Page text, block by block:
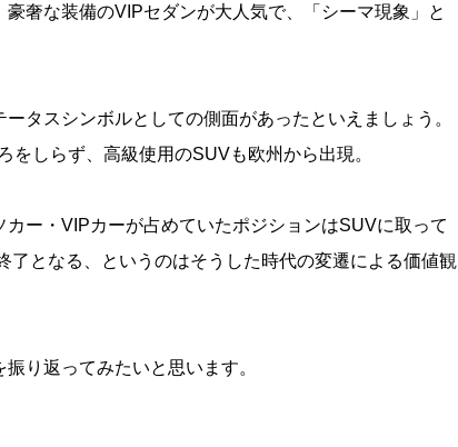
奢な装備のVIPセダンが大人気で、「シーマ現象」と
タスシンボルとしての側面があったといえましょう。
しらず、高級使用のSUVも欧州から出現。
ー・VIPカーが占めていたポジションはSUVに取って
となる、というのはそうした時代の変遷による価値観
り返ってみたいと思います。